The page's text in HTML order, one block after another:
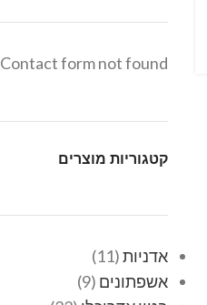
Contact form not found.
קטגוריות מוצרים
אדניות 11
אשפתונים 9